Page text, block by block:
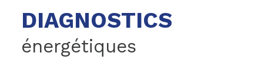
DIAGNOSTICS
énergétiques